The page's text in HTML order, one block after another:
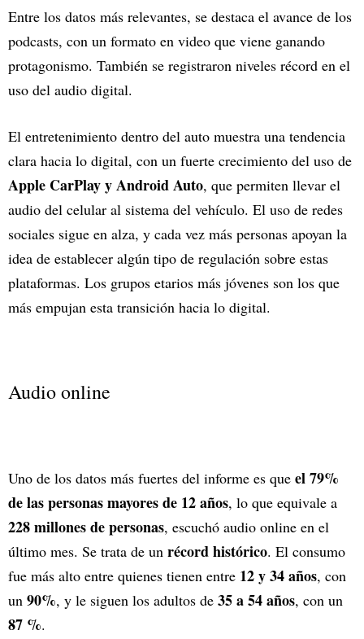
Entre los datos más relevantes, se destaca el avance de los
podcasts, con un formato en video que viene ganando
protagonismo. También se registraron niveles récord en el
uso del audio digital.
El entretenimiento dentro del auto muestra una tendencia
clara hacia lo digital, con un fuerte crecimiento del uso de
Apple CarPlay y Android Auto, que permiten llevar el
audio del celular al sistema del vehículo. El uso de redes
sociales sigue en alza, y cada vez más personas apoyan la
idea de establecer algún tipo de regulación sobre estas
plataformas. Los grupos etarios más jóvenes son los que
más empujan esta transición hacia lo digital.
Audio online
Uno de los datos más fuertes del informe es que el 79%
de las personas mayores de 12 años, lo que equivale a
228 millones de personas, escuchó audio online en el
último mes. Se trata de un récord histórico. El consumo
fue más alto entre quienes tienen entre 12 y 34 años, con
un 90%, y le siguen los adultos de 35 a 54 años, con un
87 %.